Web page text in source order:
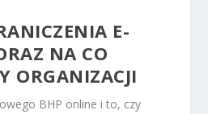
E-
NA CO
ORGANIZACJI
BHP online i to, czy